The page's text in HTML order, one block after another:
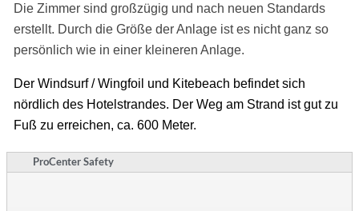
Die Zimmer sind großzügig und nach neuen Standards
erstellt. Durch die Größe der Anlage ist es nicht ganz so
persönlich wie in einer kleineren Anlage.
Der Windsurf / Wingfoil und Kitebeach befindet sich
nördlich des Hotelstrandes. Der Weg am Strand ist gut zu
Fuß zu erreichen, ca. 600 Meter.
ProCenter Safety